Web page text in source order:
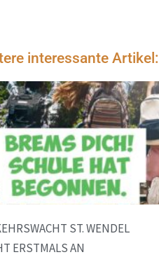
interessante Artikel:
ST. WENDEL
ERSTMALS AN